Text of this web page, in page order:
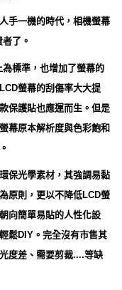
手一機的時代，相機螢幕
了。
標準，也增加了螢幕的
螢幕的刮傷率大大提
保護貼也應運而生。但是
幕原本解析度與色彩飽和
保光學素材，其強調易黏
原則，更以不降低LCD螢
向簡單易貼的人性化設
鬆DIY。完全沒有市售其
度差、需要剪裁....等缺